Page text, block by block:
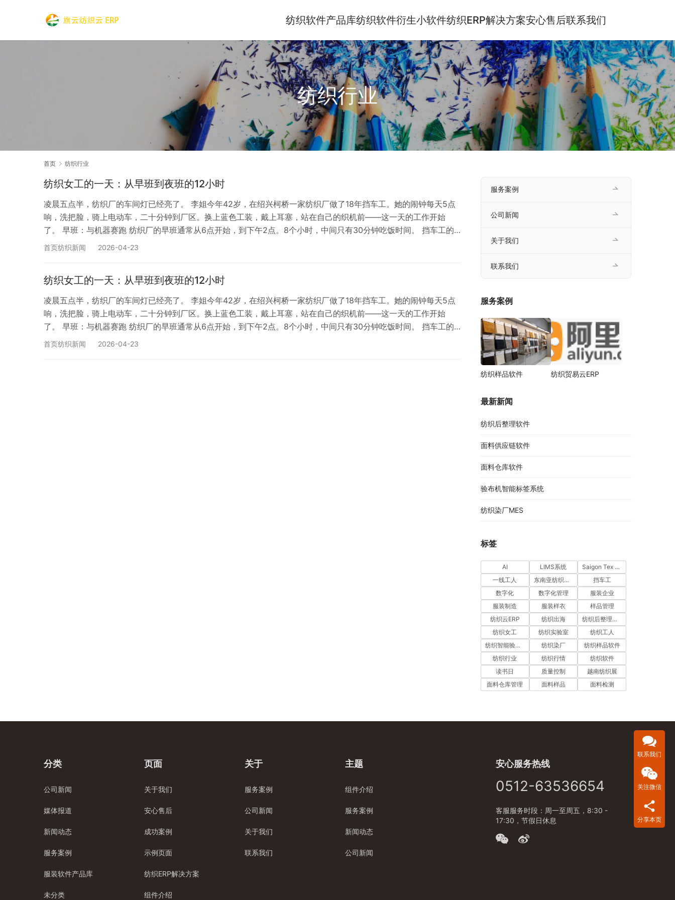
纺织软件产品库纺织软件衍生小软件纺织ERP解决方案安心售后联系我们
纺织行业
首页 纺织行业
纺织女工的一天：从早班到夜班的12小时
凌晨五点半，纺织厂的车间灯已经亮了。 李姐今年42岁，在绍兴柯桥一家纺织厂做了18年挡车工。她的闹钟每天5点
响，洗把脸，骑上电动车，二十分钟到厂区。换上蓝色工装，戴上耳塞，站在自己的织机前——这一天的工作开始
了。 早班：与机器赛跑 纺织厂的早班通常从6点开始，到下午2点。8个小时，中间只有30分钟吃饭时间。 挡车工的
工作看似简单：看着织机运转，发现断线就接上，发现次品就挑出来。但真正做起来，一点都不轻松。一台高速喷水
首页纺织新闻 2026-04-23
纺织女工的一天：从早班到夜班的12小时
凌晨五点半，纺织厂的车间灯已经亮了。 李姐今年42岁，在绍兴柯桥一家纺织厂做了18年挡车工。她的闹钟每天5点
响，洗把脸，骑上电动车，二十分钟到厂区。换上蓝色工装，戴上耳塞，站在自己的织机前——这一天的工作开始
了。 早班：与机器赛跑 纺织厂的早班通常从6点开始，到下午2点。8个小时，中间只有30分钟吃饭时间。 挡车工的
工作看似简单：看着织机运转，发现断线就接上，发现次品就挑出来。但真正做起来，一点都不轻松。一台高速喷水
首页纺织新闻 2026-04-23
服务案例
公司新闻
关于我们
联系我们
服务案例
纺织样品软件 纺织贸易云ERP
最新新闻
纺织后整理软件
面料供应链软件
面料仓库软件
验布机智能标签系统
纺织染厂MES
标签
AI LIMS系统
Saigon Tex 2026
一线工人
东南亚纺织市场
挡车工
数字化
数字化管理
服装企业
服装制造
服装样衣
样品管理
纺织云ERP
纺织出海
纺织后整理软件
纺织女工
纺织实验室
纺织工人
纺织智能验布机系统
纺织染厂
纺织样品软件
纺织行业
纺织行情
纺织软件
读书日
质量控制
越南纺织展
面料仓库管理
面料样品 面料检测
分类
公司新闻
媒体报道
新闻动态
服务案例
服装软件产品库
未分类
页面
关于我们
安心售后
成功案例
示例页面
纺织ERP解决方案
组件介绍
关于
服务案例
公司新闻
关于我们
联系我们
主题
组件介绍
服务案例
新闻动态
公司新闻
安心服务热线
0512-63536654
客服服务时段：周一至周五，8:30 -
17:30，节假日休息
联系我们
关注微信
分享本页